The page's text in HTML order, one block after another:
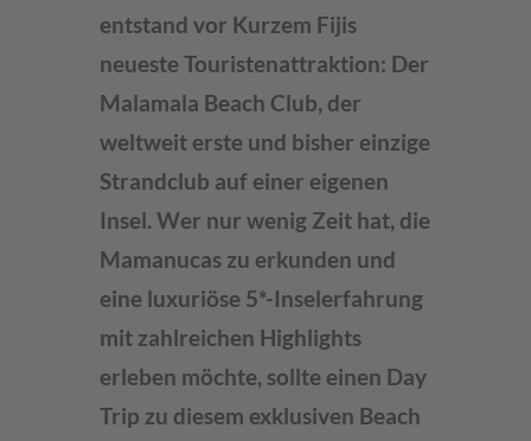
entstand vor Kurzem Fijis
neueste Touristenattraktion: Der
Malamala Beach Club, der
weltweit erste und bisher einzige
Strandclub auf einer eigenen
Insel. Wer nur wenig Zeit hat, die
Mamanucas zu erkunden und
eine luxuriöse 5*-Inselerfahrung
mit zahlreichen Highlights
erleben möchte, sollte einen Day
Trip zu diesem exklusiven Beach